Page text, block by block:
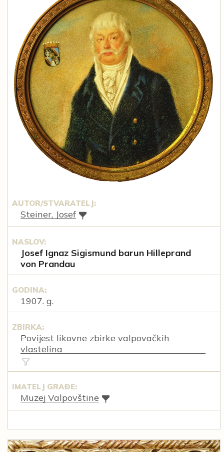
AUTOR/STVARATELJ:
Steiner, Josef
NASLOV:
Josef Ignaz Sigismund barun Hilleprand
von Prandau
GODINA:
1907. g.
ZBIRKA:
Povijest likovne zbirke valpovačkih
vlastelina
IMATELJ GRAĐE:
Muzej Valpovštine